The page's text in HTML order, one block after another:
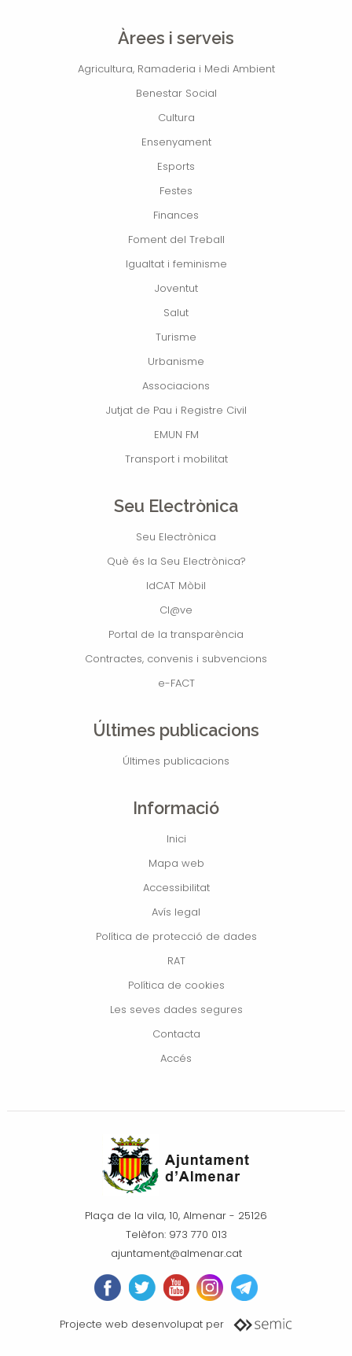
Àrees i serveis
Agricultura, Ramaderia i Medi Ambient
Benestar Social
Cultura
Ensenyament
Esports
Festes
Finances
Foment del Treball
Igualtat i feminisme
Joventut
Salut
Turisme
Urbanisme
Associacions
Jutjat de Pau i Registre Civil
EMUN FM
Transport i mobilitat
Seu Electrònica
Seu Electrònica
Què és la Seu Electrònica?
IdCAT Mòbil
Cl@ve
Portal de la transparència
Contractes, convenis i subvencions
e-FACT
Últimes publicacions
Últimes publicacions
Informació
Inici
Mapa web
Accessibilitat
Avís legal
Política de protecció de dades
RAT
Política de cookies
Les seves dades segures
Contacta
Accés
Plaça de la vila, 10, Almenar - 25126
Telèfon: 973 770 013
ajuntament@almenar.cat
Projecte web desenvolupat per